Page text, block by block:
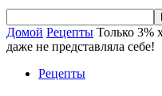
Домой Рецепты Только 3%
даже не представляла себе!
Рецепты